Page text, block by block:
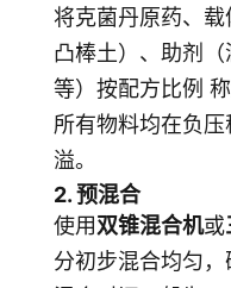
将克菌丹原药、
凸棒土）、助剂
等）按配方比例
所有物料均在负
溢。
2. 预混合
使用双锥混合机或
分初步混合均匀，